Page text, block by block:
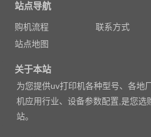
站点导航
购机流程 联系方式
站点地图
关于本站
为您提供uv打印机各种型号、各地
机应用行业、设备参数配置,是您选
站。